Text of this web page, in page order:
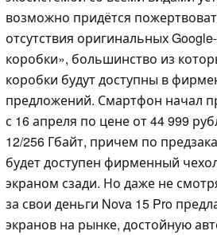
возможно придётся
отсутствия оригинальных
коробки», большинство из
коробки будут доступны в
предложений. Смартфон начал
с 16 апреля по цене от 44 999
12/256 Гбайт, причем по
будет доступен фирменный
экраном сзади. Но даже не
за свои деньги Nova 15 Pro
экранов на рынке, достойную